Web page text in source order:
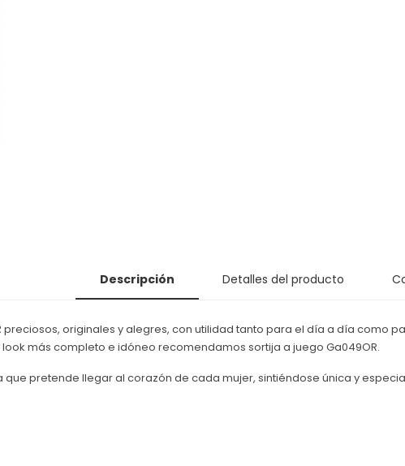
Descripción Detalles del producto
preciosos, originales y alegres, con utilidad tanto para el día a día
más completo e idóneo recomendamos sortija a juego Ga049OR.
pretende llegar al corazón de cada mujer, sintiéndose única y